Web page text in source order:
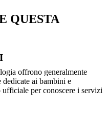
QUESTA
offrono generalmente
ai bambini e
per conoscere i servizi